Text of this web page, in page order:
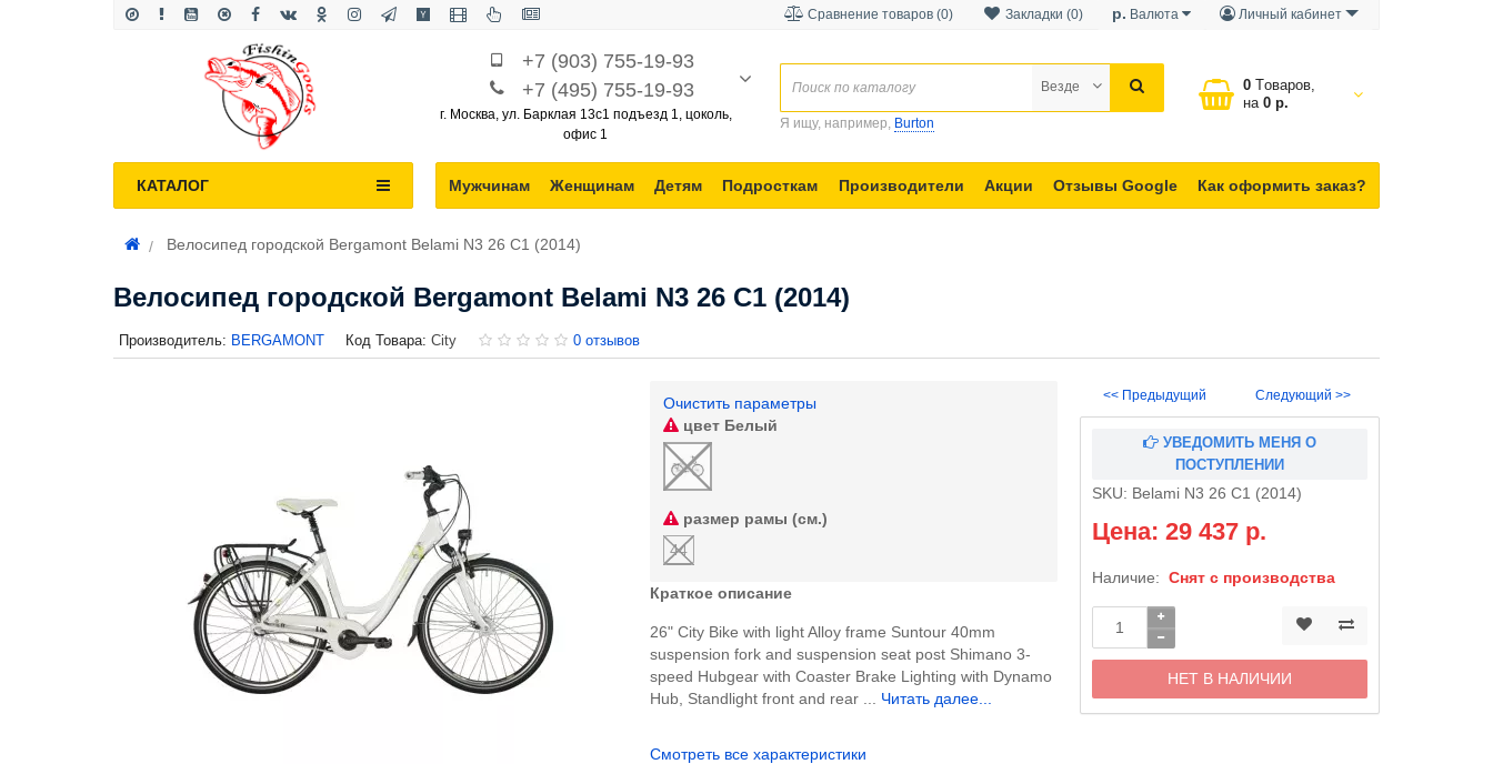
Личный кабинет
р. Валюта
Закладки (0)
Сравнение товаров (0)
+7 (903) 755-19-93
+7 (495) 755-19-93
г. Москва, ул. Барклая 13с1 подъезд 1, цоколь,
офис 1
0 Tоваров,
на
0 р.
Везде
Я ищу, например, Burton
Мужчинам Женщинам Детям Подросткам Производители Акции Отзывы Google Как оформить заказ?
КАТАЛОГ
Велосипед городской Bergamont Belami N3 26 C1 (2014)
Велосипед городской Bergamont Belami N3 26 C1 (2014)
Производитель: BERGAMONT Код Товара: City 0 отзывов
Очистить параметры
цвет Белый
размер рамы (см.)
44
Краткое описание
26" City Bike with light Alloy frame Suntour 40mm
suspension fork and suspension seat post Shimano 3-
speed Hubgear with Coaster Brake Lighting with Dynamo
Hub, Standlight front and rear ... Читать далее...
Смотреть все характеристики
<< Предыдущий Следующий >>
УВЕДОМИТЬ МЕНЯ О
ПОСТУПЛЕНИИ
SKU: Belami N3 26 C1 (2014)
Цена: 29 437 р.
Наличие: Снят с производства
НЕТ В НАЛИЧИИ